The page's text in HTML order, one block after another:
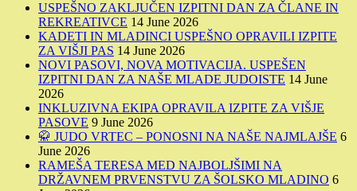
USPEŠNO ZAKLJUČEN IZPITNI DAN ZA ČLANE IN
REKREATIVCE 14 June 2026
KADETI IN MLADINCI USPEŠNO OPRAVILI IZPITE
ZA VIŠJI PAS 14 June 2026
NOVI PASOVI, NOVA MOTIVACIJA. USPEŠEN
IZPITNI DAN ZA NAŠE MLADE JUDOISTE 14 June
2026
INKLUZIVNA EKIPA OPRAVILA IZPITE ZA VIŠJE
PASOVE 9 June 2026
🥋 JUDO VRTEC – PONOSNI NA NAŠE NAJMLAJŠE 6
June 2026
RAMEŠA TERESA MED NAJBOLJŠIMI NA
DRŽAVNEM PRVENSTVU ZA ŠOLSKO MLADINO 6